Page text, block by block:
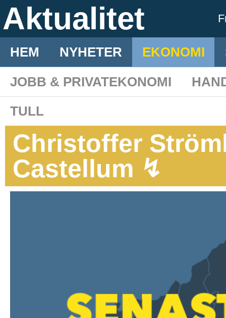
Aktualitet
HEM NYHETER EKONOMI
JOBB & PRIVATEKONOMI
TULL
Christoffer
Castellum ↯